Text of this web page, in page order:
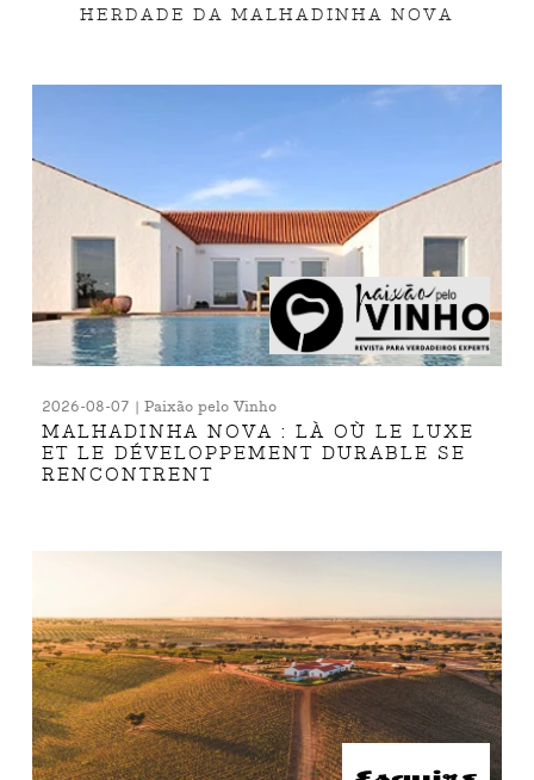
HERDADE DA MALHADINHA NOVA
2026-08-07 | Paixão pelo Vinho
MALHADINHA NOVA : LÀ OÙ LE LUXE
ET LE DÉVELOPPEMENT DURABLE SE
RENCONTRENT